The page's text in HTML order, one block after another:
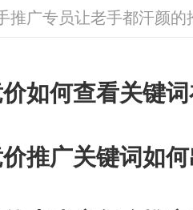
推广专员让老手都汗颜的
如何查看关键
推广关键词如